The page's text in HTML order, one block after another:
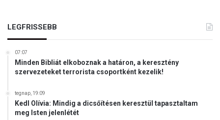
LEGFRISSEBB
07:07
Minden Bibliát elkoboznak a határon, a keresztény
szervezeteket terrorista csoportként kezelik!
tegnap, 19:09
Kedl Olívia: Mindig a dicsőítésen keresztül tapasztaltam
meg Isten jelenlétét